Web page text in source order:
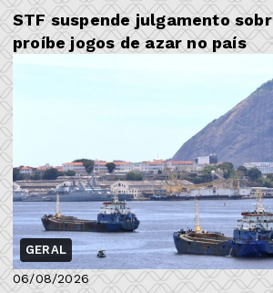
STF suspende julgamento
proíbe jogos de azar no país
GERAL
06/08/2026